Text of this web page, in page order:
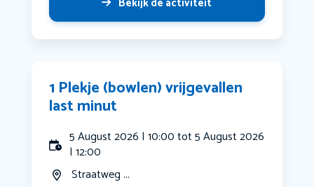
1 Plekje (bowlen) vrijgevallen
last minut
5 August 2026 | 10:00 tot 5 August 2026
| 12:00
Straatweg ...